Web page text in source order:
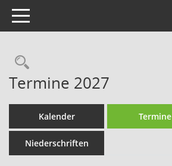
Toggle navigation
Rechercheauswahl
Termine 2027
Kalender Termine
Niederschriften